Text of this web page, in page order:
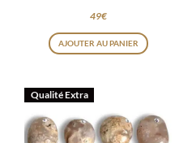
49€
AJOUTER AU PANIER
Qualité Extra